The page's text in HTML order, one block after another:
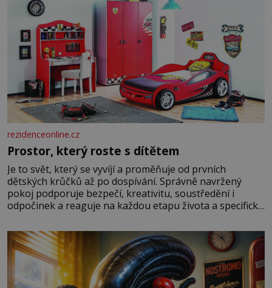
rezidenceonline.cz
Prostor, který roste s dítětem
Je to svět, který se vyvíjí a proměňuje od prvních
dětských krůčků až po dospívání. Správně navržený
pokoj podporuje bezpečí, kreativitu, soustředění i
odpočinek a reaguje na každou etapu života a specifické
měkkost a bezpečí, proto by pokoj miminka měl působit
především klidně a útulně. Předškolní věk je